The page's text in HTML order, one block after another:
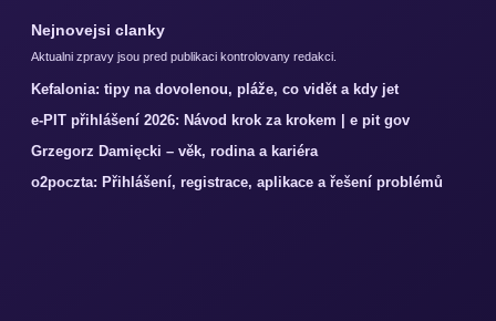
Nejnovejsi clanky
Aktualni zpravy jsou pred publikaci kontrolovany redakci.
Kefalonia: tipy na dovolenou, pláže, co vidět a kdy jet
e-PIT přihlášení 2026: Návod krok za krokem | e pit gov
Grzegorz Damięcki – věk, rodina a kariéra
o2poczta: Přihlášení, registrace, aplikace a řešení problémů